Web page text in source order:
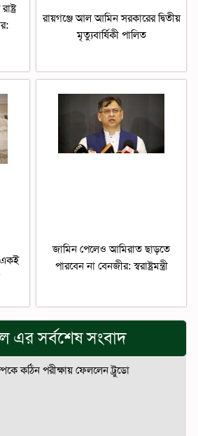
রায়গঞ্জে আল আমিন সরকারের দ্বিতীয়
মৃত্যুবার্ষিকী পালিত
একই
জামিন পেলেও আমিরাত ছাড়তে
পারবেন না বেনজীর: স্বরাষ্ট্রমন্ত্রী
এর সর্বশেষ সংবাদ
কঠিন পরীক্ষায় ফেললেন ট্রুডো